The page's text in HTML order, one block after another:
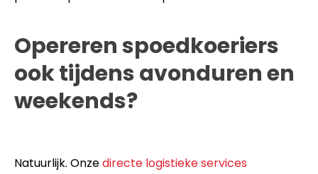
Opereren spoedkoeriers
ook tijdens avonduren en
weekends?
Natuurlijk. Onzedirecte logistieke services